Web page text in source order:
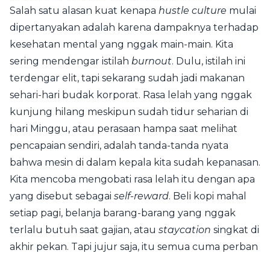
Salah satu alasan kuat kenapa hustle culture mulai
dipertanyakan adalah karena dampaknya terhadap
kesehatan mental yang nggak main-main. Kita
sering mendengar istilah burnout. Dulu, istilah ini
terdengar elit, tapi sekarang sudah jadi makanan
sehari-hari budak korporat. Rasa lelah yang nggak
kunjung hilang meskipun sudah tidur seharian di
hari Minggu, atau perasaan hampa saat melihat
pencapaian sendiri, adalah tanda-tanda nyata
bahwa mesin di dalam kepala kita sudah kepanasan.
Kita mencoba mengobati rasa lelah itu dengan apa
yang disebut sebagai self-reward. Beli kopi mahal
setiap pagi, belanja barang-barang yang nggak
terlalu butuh saat gajian, atau staycation singkat di
akhir pekan. Tapi jujur saja, itu semua cuma perban